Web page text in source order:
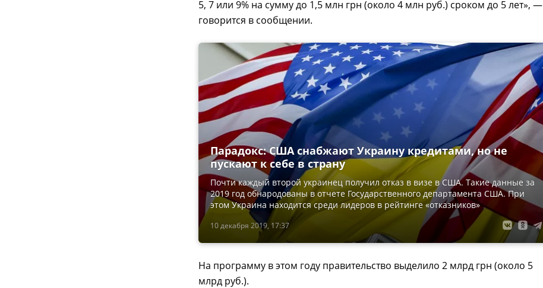
5, 7 или 9% на сумму до 1,5 млн грн (около 4 млн руб.) сроком до 5 лет», —
говорится в сообщении.
10 декабря 2019, 17:37
Парадокс: США снабжают Украину кредитами, но не
пускают к себе в страну
Почти каждый второй украинец получил отказ в визе в США. Такие данные за
2019 год обнародованы в отчете Государственного департамента США. При
этом Украина находится среди лидеров в рейтинге «отказников»
На программу в этом году правительство выделило 2 млрд грн (около 5
млрд руб.).